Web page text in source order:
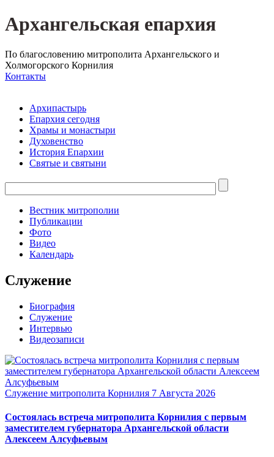
Архангельская епархия
По благословению митрополита Архангельского и
Холмогорского Корнилия
Контакты
Архипастырь
Епархия сегодня
Храмы и монастыри
Духовенство
История Епархии
Святые и святыни
Вестник митрополии
Публикации
Фото
Видео
Календарь
Служение
Биография
Служение
Интервью
Видеозаписи
Служение митрополита Корнилия 7 Августа 2026
Состоялась встреча митрополита Корнилия с первым
заместителем губернатора Архангельской области
Алексеем Алсуфьевым